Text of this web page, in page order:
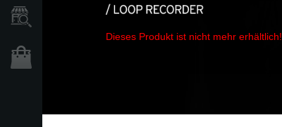
Händlersuche
Dieses Produkt ist nicht mehr erhältlich!